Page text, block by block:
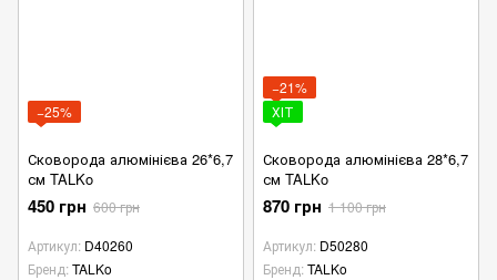
−25%
Сковорода алюмінієва 26*6,7
см TALKo
450 грн 600 грн
Артикул D40260
Бренд TALKo
−21%
ХІТ
Сковорода алюмінієва 28*6,7
см TALKo
870 грн 1 100 грн
Артикул D50280
Бренд TALKo